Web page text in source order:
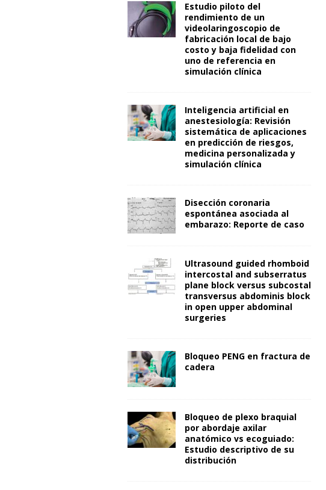
Estudio piloto del
rendimiento de un
videolaringoscopio de
fabricación local de bajo
costo y baja fidelidad con
uno de referencia en
simulación clínica
Inteligencia artificial en
anestesiología: Revisión
sistemática de aplicaciones
en predicción de riesgos,
medicina personalizada y
simulación clínica
Disección coronaria
espontánea asociada al
embarazo: Reporte de caso
Ultrasound guided rhomboid
intercostal and subserratus
plane block versus subcostal
transversus abdominis block
in open upper abdominal
surgeries
Bloqueo PENG en fractura de
cadera
Bloqueo de plexo braquial
por abordaje axilar
anatómico vs ecoguiado:
Estudio descriptivo de su
distribución